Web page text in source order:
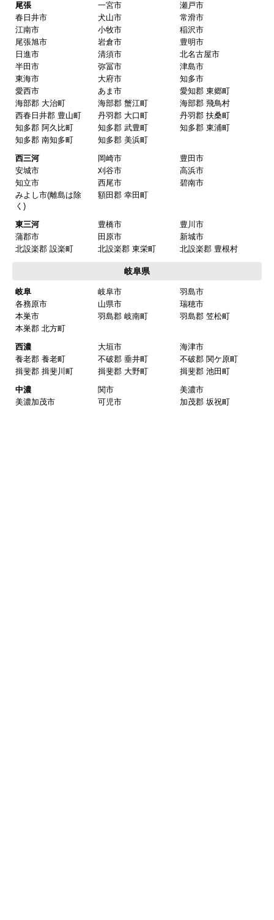
尾張
一宮市
瀬戸市
春日井市
犬山市
常滑市
江南市
小牧市
稲沢市
尾張旭市
岩倉市
豊明市
日進市
清須市
北名古屋市
半田市
弥冨市
津島市
東海市
大府市
知多市
愛西市
あま市
愛知郡 東郷町
海部郡 大治町
海部郡 蟹江町
海部郡 飛鳥村
西春日井郡 豊山町
丹羽郡 大口町
丹羽郡 扶桑町
知多郡 阿久比町
知多郡 武豊町
知多郡 東浦町
知多郡 南知多町
知多郡 美浜町
西三河
岡崎市
豊田市
安城市
刈谷市
高浜市
知立市
西尾市
碧南市
みよし市(離島は除
く)
額田郡 幸田町
東三河 豊橋市
豊川市
蒲郡市
田原市
新城市
北設楽郡 設楽町
北設楽郡 東栄町 北設楽郡 豊根村
岐阜県
岐阜 岐阜市
羽島市
各務原市
山県市
瑞穂市
本巣市
羽島郡 岐南町
羽島郡 笠松町
本巣郡 北方町
西濃
大垣市
海津市
養老郡 養老町
不破郡 垂井町
不破郡 関ケ原町
揖斐郡 揖斐川町
揖斐郡 大野町
揖斐郡 池田町
中濃
関市
美濃市
美濃加茂市
可児市
加茂郡 坂祝町